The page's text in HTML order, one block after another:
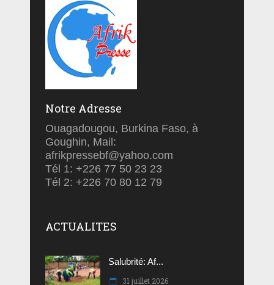
Notre Adresse
Ouagadougou, Burkina Faso, à
Goughin, Mail:
afrikpressebf@yahoo.com
Tél 1: +226 77 50 23 23
Tél 2: +226 70 80 12 79
ACTUALITES
Salubrité: Af...
31 juillet 2026